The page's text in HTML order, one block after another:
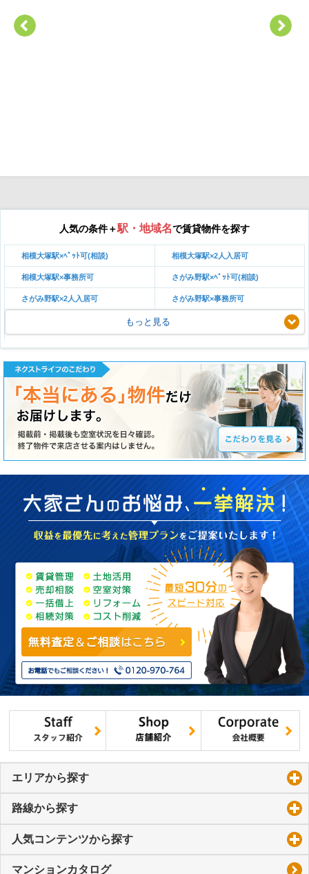
人気の条件＋駅・地域名で賃貸物件を探す
相模大塚駅×ﾍﾟｯﾄ可(相談) 相模大塚駅×2人入居可
相模大塚駅×事務所可 さがみ野駅×ﾍﾟｯﾄ可(相談)
さがみ野駅×2人入居可 さがみ野駅×事務所可
もっと見る
エリアから探す
路線から探す
人気コンテンツから探す
マンションカタログ